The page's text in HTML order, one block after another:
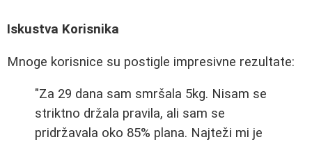
Iskustva Korisnika
Mnoge korisnice su postigle impresivne rezultate:
"Za 29 dana sam smršala 5kg. Nisam se
striktno držala pravila, ali sam se
pridržavala oko 85% plana. Najteži mi je